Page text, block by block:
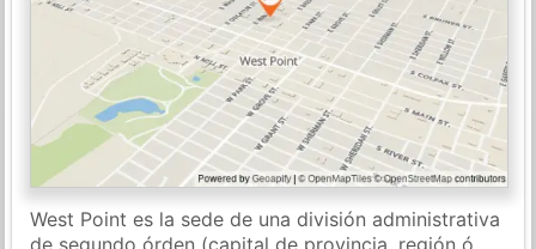
West Point es la sede de una división administrativa
de segundo órden (capital de provincia, región ó